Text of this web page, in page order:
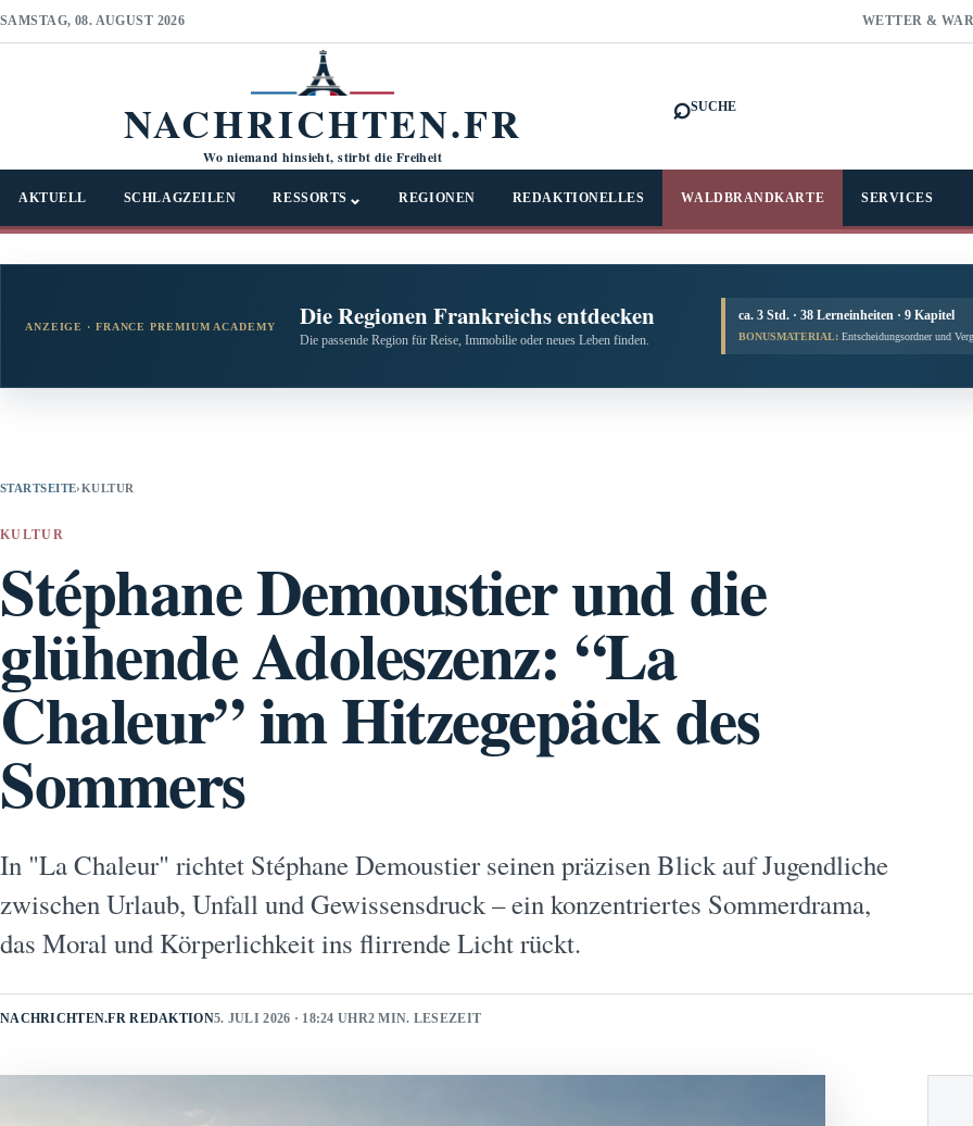
SAMSTAG, 08. AUGUST 2026 WETTER &
NACHRICHTEN.FR
Wo niemand hinsieht, stirbt die Freiheit
⌕SUCHE
AKTUELL SCHLAGZEILEN RESSORTS ⌄ REGIONEN REDAKTIONELLES WALDBRANDKARTE SERVICES
ANZEIGE · FRANCE PREMIUM ACADEMY Die Regionen Frankreichs entdecken
Die passende Region für Reise, Immobilie oder neues Leben finden.
ca. 3 Std. · 38 Lerneinheiten · 9 Kapitel
BONUSMATERIAL: Entscheidungsordner und
STARTSEITE›KULTUR
KULTUR
Stéphane Demoustier und die
glühende Adoleszenz: “La
Chaleur” im Hitzegepäck des
Sommers
In "La Chaleur" richtet Stéphane Demoustier seinen präzisen Blick auf Jugendliche
zwischen Urlaub, Unfall und Gewissensdruck – ein konzentriertes Sommerdrama,
das Moral und Körperlichkeit ins flirrende Licht rückt.
NACHRICHTEN.FR REDAKTION5. JULI 2026 · 18:24 UHR2 MIN. LESEZEIT